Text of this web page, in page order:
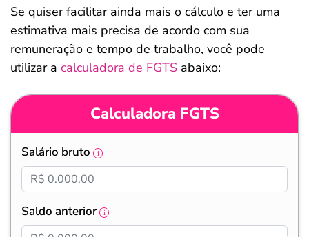
Se quiser facilitar ainda mais o cálculo e ter uma
estimativa mais precisa de acordo com sua
remuneração e tempo de trabalho, você pode
utilizar a calculadora de FGTS abaixo:
Calculadora FGTS
Salário bruto
Saldo anterior